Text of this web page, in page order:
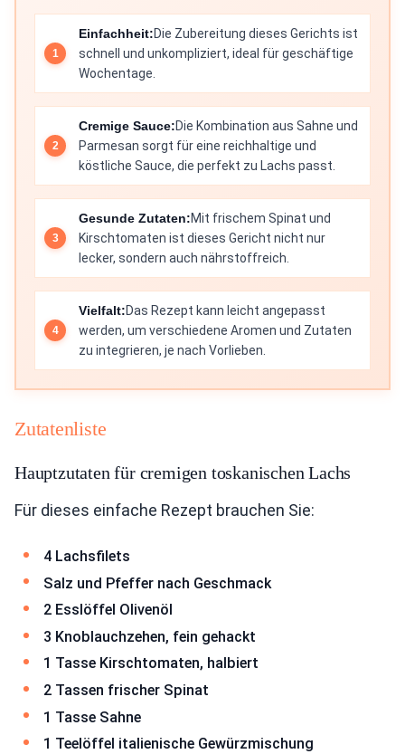
Einfachheit:Die Zubereitung dieses Gerichts ist
schnell und unkompliziert, ideal für geschäftige
Wochentage.
Cremige Sauce:Die Kombination aus Sahne und
Parmesan sorgt für eine reichhaltige und
köstliche Sauce, die perfekt zu Lachs passt.
Gesunde Zutaten:Mit frischem Spinat und
Kirschtomaten ist dieses Gericht nicht nur
lecker, sondern auch nährstoffreich.
Vielfalt:Das Rezept kann leicht angepasst
werden, um verschiedene Aromen und Zutaten
zu integrieren, je nach Vorlieben.
Zutatenliste
Hauptzutaten für cremigen toskanischen Lachs
Für dieses einfache Rezept brauchen Sie:
4 Lachsfilets
Salz und Pfeffer nach Geschmack
2 Esslöffel Olivenöl
3 Knoblauchzehen, fein gehackt
1 Tasse Kirschtomaten, halbiert
2 Tassen frischer Spinat
1 Tasse Sahne
1 Teelöffel italienische Gewürzmischung